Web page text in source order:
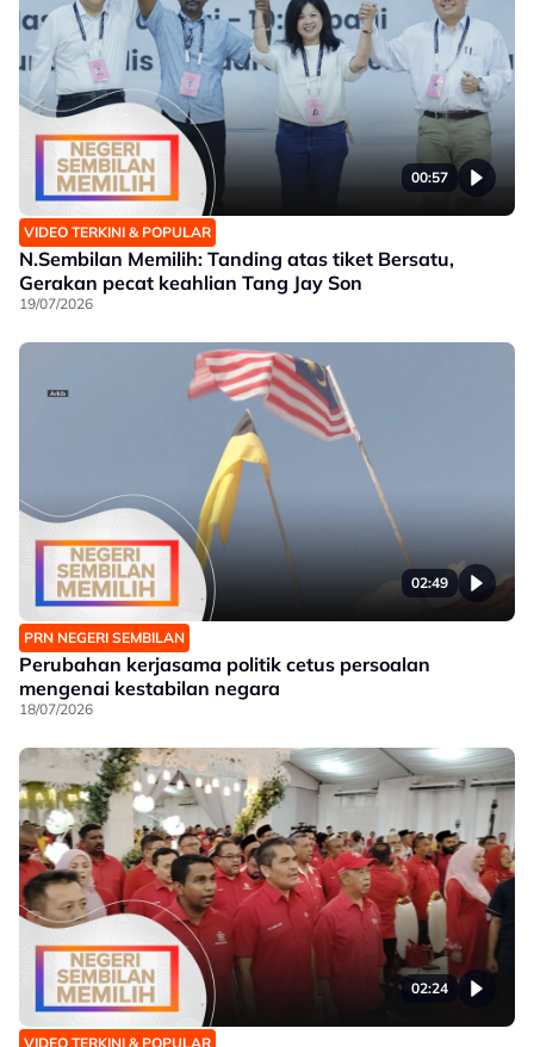
00:57
VIDEO TERKINI & POPULAR
N.Sembilan Memilih: Tanding atas tiket Bersatu,
Gerakan pecat keahlian Tang Jay Son
19/07/2026
02:49
PRN NEGERI SEMBILAN
Perubahan kerjasama politik cetus persoalan
mengenai kestabilan negara
18/07/2026
02:24
VIDEO TERKINI & POPULAR